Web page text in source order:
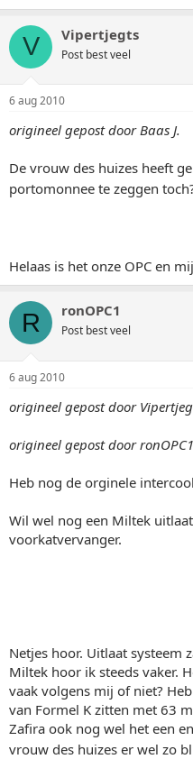
V Vipertjegts
Post best veel
6 aug 2010
origineel gepost door Baas J.
De vrouw des huizes heeft
portomonnee te zeggen
Helaas is het onze OPC en
R ronOPC1
Post best veel
6 aug 2010
origineel gepost door
origineel gepost door ronOPC1
Heb nog de orginele
Wil wel nog een Miltek
voorkatvervanger.
Netjes hoor. Uitlaat systeem
Miltek hoor ik steeds vaker.
vaak volgens mij of niet?
van Formel K zitten met 63
Zafira ook nog wel het een
vrouw des huizes er wel zo